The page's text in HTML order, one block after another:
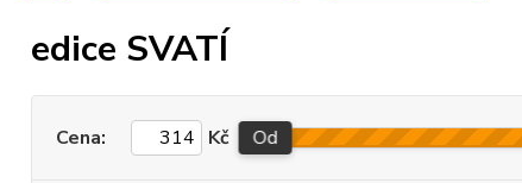
edice SVATÍ
Cena: Kč Od